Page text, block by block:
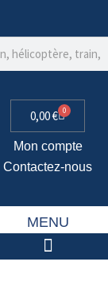
0,00€ 0
Mon compte
Contactez-nous
MENU